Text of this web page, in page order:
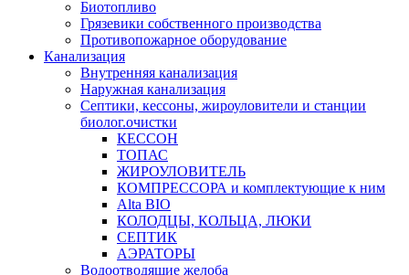
Биотопливо
Грязевики собственного производства
Противопожарное оборудование
Канализация
Внутренняя канализация
Наружная канализация
Септики, кессоны, жироуловители и станции
биолог.очистки
КЕССОН
ТОПАС
ЖИРОУЛОВИТЕЛЬ
КОМПРЕССОРА и комплектующие к ним
Alta BIO
КОЛОДЦЫ, КОЛЬЦА, ЛЮКИ
СЕПТИК
АЭРАТОРЫ
Водоотводящие желоба